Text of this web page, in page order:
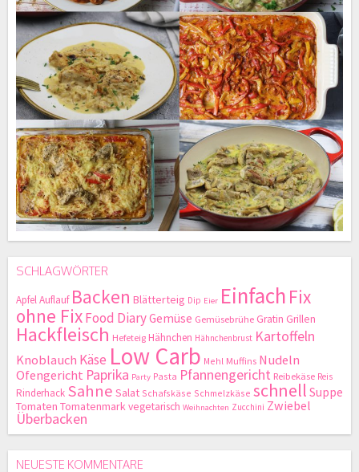
SCHLAGWÖRTER
ApfelAuflauf Backen Blätterteig Dip Eier Einfach Fix
ohne FixFood DiaryGemüse Gemüsebrühe Gratin Grillen
Hackfleisch Hefeteig Hähnchen Hähnchenbrust Kartoffeln
Knoblauch Käse Low Carb Mehl Muffins Nudeln
Ofengericht Paprika Party Pasta Pfannengericht Reibekäse Reis
Rinderhack Sahne Salat Schafskäse Schmelzkäse schnell Suppe
Tomaten Tomatenmarkvegetarisch Weihnachten Zucchini Zwiebel
Überbacken
NEUESTE KOMMENTARE